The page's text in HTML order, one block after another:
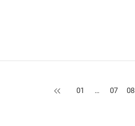
上一頁
01 … 07 08